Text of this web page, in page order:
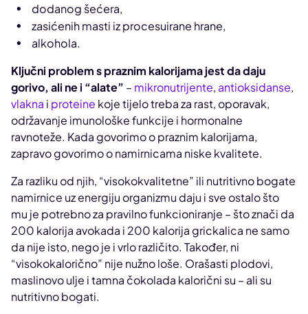
dodanog šećera,
zasićenih masti iz procesuirane hrane,
alkohola.
Ključni problem s praznim kalorijama jest da daju
gorivo, ali ne i “alate” – mikronutrijente, antioksidanse,
vlakna i proteine koje tijelo treba za rast, oporavak,
održavanje imunološke funkcije i hormonalne
ravnoteže. Kada govorimo o praznim kalorijama,
zapravo govorimo o namirnicama niske kvalitete.
Za razliku od njih, “visokokvalitetne” ili nutritivno bogate
namirnice uz energiju organizmu daju i sve ostalo što
mu je potrebno za pravilno funkcioniranje – što znači da
200 kalorija avokada i 200 kalorija grickalica ne samo
da nije isto, nego je i vrlo različito. Također, ni
“visokokalorično” nije nužno loše. Orašasti plodovi,
maslinovo ulje i tamna čokolada kalorični su – ali su
nutritivno bogati.